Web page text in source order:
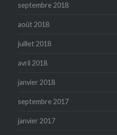
septembre 2018
août 2018
juillet 2018
avril 2018
janvier 2018
septembre 2017
janvier 2017